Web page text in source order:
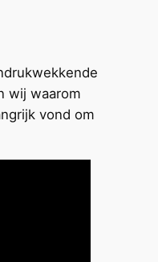
wij waarom
vond om